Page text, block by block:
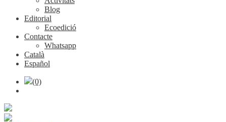
Blog
Editorial
Ecoedició
Contacte
Whatsapp
Català
Español
(0)